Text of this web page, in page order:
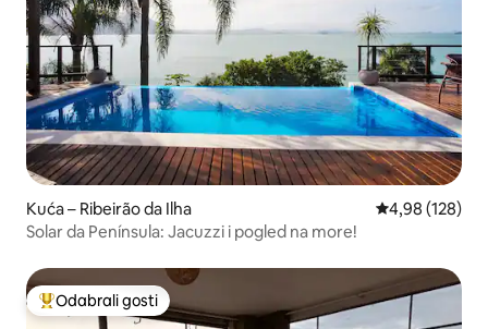
Kuća – Ribeirão da Ilha Prosječna
4,98 (128)
Solar da Península: Jacuzzi i pogled na more!
Među najviše rangiranima s oznakom „Odabrali gosti”
Odabrali gosti